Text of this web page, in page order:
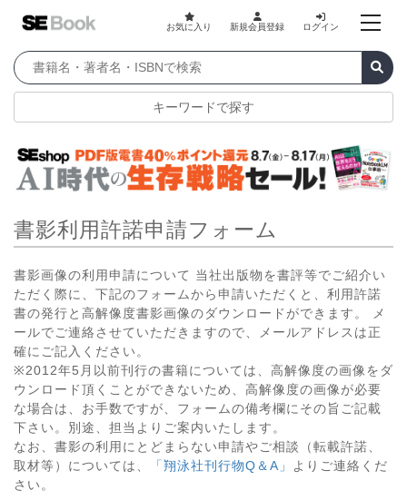
お気に入り 新規会員登録 ログイン
キーワードで探す
書影利用許諾申請フォーム
書影画像の利用申請について 当社出版物を書評等でご紹介い
ただく際に、下記のフォームから申請いただくと、利用許諾
書の発行と高解像度書影画像のダウンロードができます。 メ
ールでご連絡させていただきますので、メールアドレスは正
確にご記入ください。
※2012年5月以前刊行の書籍については、高解像度の画像をダ
ウンロード頂くことができないため、高解像度の画像が必要
な場合は、お手数ですが、フォームの備考欄にその旨ご記載
下さい。別途、担当よりご案内いたします。
なお、書影の利用にとどまらない申請やご相談（転載許諾、
取材等）については、
「翔泳社刊行物Q＆A」
よりご連絡くだ
さい。